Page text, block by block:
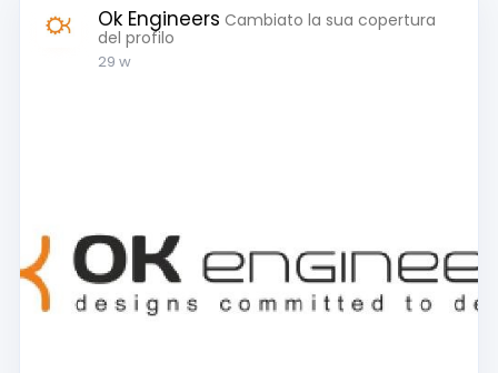
Ok Engineers Cambiato la sua copertura
del profilo
29 w